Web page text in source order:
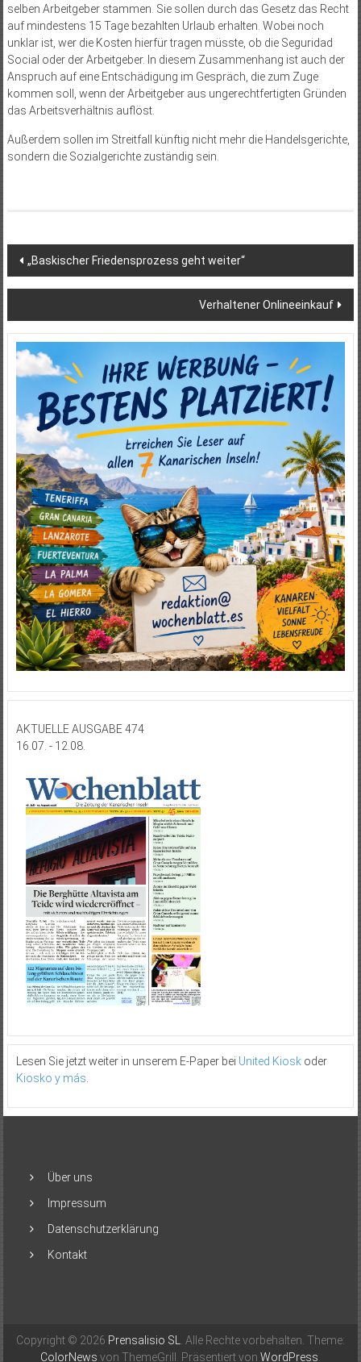
selben Arbeitgeber stammen. Sie sollen durch das Gesetz das Recht
auf mindestens 15 Tage bezahlten Urlaub erhalten. Wobei noch
unklar ist, wer die Kosten hierfür tragen müsste, ob die Seguridad
Social oder der Arbeitgeber. In diesem Zusammenhang ist auch der
Anspruch auf eine Entschädigung im Gespräch, die zum Zuge
kommen soll, wenn der Arbeitgeber aus ungerechtfertigten Gründen
das Arbeitsverhältnis auflöst.
Außerdem sollen im Streitfall künftig nicht mehr die Handelsgerichte,
sondern die Sozialgerichte zuständig sein.
Beitragsnavigation
„Baskischer Friedensprozess geht weiter“
Verhaltener Onlineeinkauf
AKTUELLE AUSGABE 474
16.07. - 12.08.
Lesen Sie jetzt weiter in unserem E-Paper bei United Kioskoder
Kiosko y más
Über uns
Impressum
Datenschutzerklärung
Kontakt
Copyright © 2026 Prensalisio SL
. Alle Rechte vorbehalten. Theme:
ColorNews von ThemeGrill. Präsentiert von WordPress